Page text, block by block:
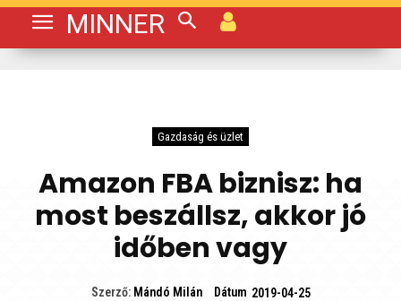
MINNER
Gazdaság és üzlet
Amazon FBA biznisz: ha
most beszállsz, akkor jó
időben vagy
Szerző: Mándó Milán Dátum 2019-04-25